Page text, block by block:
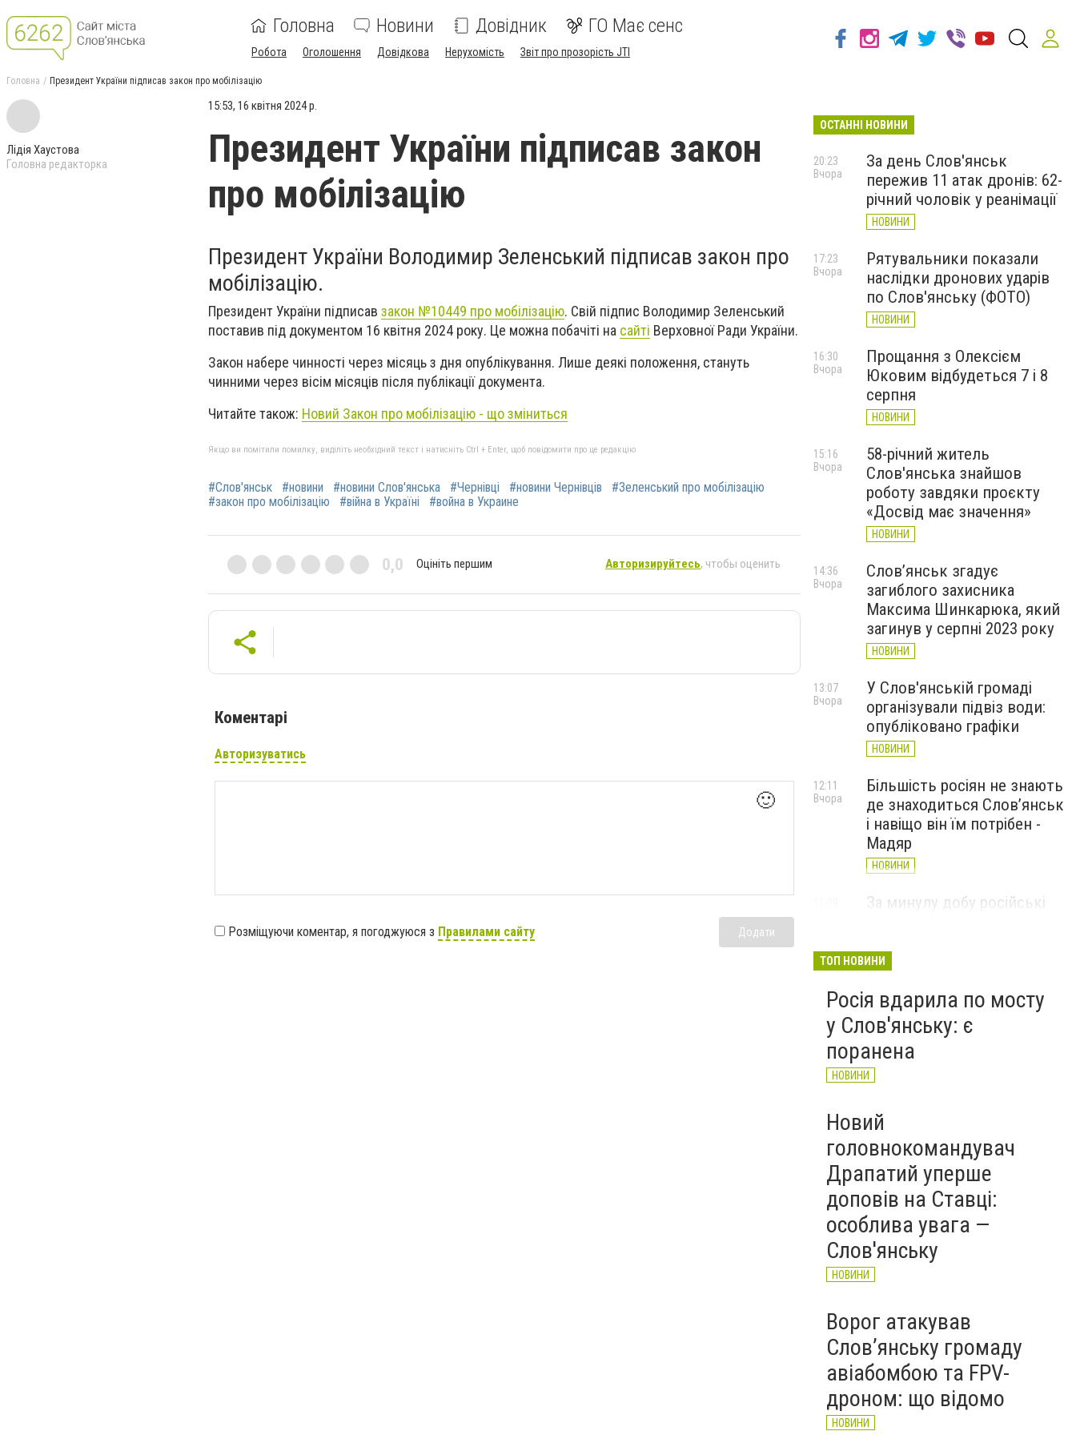
Головна Новини Довідник ГО Має сенс
Робота Оголошення Довідкова Нерухомість Звіт про прозорість JTI
Головна Президент України підписав закон про мобілізацію
Лідія Хаустова
Головна редакторка
15:53, 16 квітня 2024 р.
Президент України підписав закон
про мобілізацію
Президент України Володимир Зеленський підписав закон про
мобілізацію.
Президент України підписав закон №10449 про мобілізацію. Свій підпис Володимир Зеленський
поставив під документом 16 квітня 2024 року. Це можна побачіті на сайті Верховної Ради України.
Закон набере чинності через місяць з дня опублікування. Лише деякі положення, стануть
чинними через вісім місяців після публікації документа.
Читайте також: Новий Закон про мобілізацію - що зміниться
Якщо ви помітили помилку, виділіть необхідний текст і натисніть Ctrl + Enter, щоб повідомити про це редакцію
#Слов'янськ #новини #новини Слов'янська #Чернівці #новини Чернівців
#Зеленський про мобілізацію
#закон про мобілізацію
#війна в Україні #война в Украине
0,0 Оцініть першим Авторизируйтесь, чтобы оценить
Коментарі
Авторизуватись
🙂
Розміщуючи коментар, я погоджуюся з Правилами сайту Додати
ОСТАННІ НОВИНИ
За день Слов'янськ
пережив 11 атак дронів: 62-
річний чоловік у реанімації
НОВИНИ
20:23
Вчора
Рятувальники показали
наслідки дронових ударів
по Слов'янську (ФОТО)
НОВИНИ
17:23
Вчора
Прощання з Олексієм
Юковим відбудеться 7 і 8
серпня
НОВИНИ
16:30
Вчора
58-річний житель
Слов'янська знайшов
роботу завдяки проєкту
«Досвід має значення»
НОВИНИ
15:16
Вчора
Слов’янськ згадує
загиблого захисника
Максима Шинкарюка, який
загинув у серпні 2023 року
НОВИНИ
14:36
Вчора
У Слов'янській громаді
організували підвіз води:
опубліковано графіки
НОВИНИ
13:07
Вчора
Більшість росіян не знають
де знаходиться Слов’янськ
і навіщо він їм потрібен -
Мадяр
НОВИНИ
12:11
Вчора
За минулу добу російські
великої війни: 6 серпня
ТОП НОВИНИ
Росія вдарила по мосту
у Слов'янську: є
поранена
НОВИНИ
Новий
головнокомандувач
Драпатий уперше
доповів на Ставці:
особлива увага —
Слов'янську
НОВИНИ
Ворог атакував
Слов’янську громаду
авіабомбою та FPV-
дроном: що відомо
НОВИНИ